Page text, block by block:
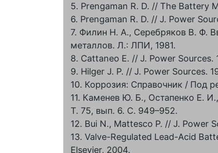
5. Prengaman R. D. // The Battery
6. Prengaman R. D. // J. Power
7. Филин Н. А., Серебряков В. Ф.
металлов. Л.: ЛПИ, 1981.
8. Cattaneo E. // J. Power Sources.
9. Hilger J. P. // J. Power Sources.
10. Коррозия: Справочник / Под
11. Каменев Ю. Б., Остапенко Е.
Т. 75, вып. 6. С. 949–952.
12. Bui N., Mattesco P. // J. Power
13. Valve-Regulated Lead-Acid
Elsevier, 2004.